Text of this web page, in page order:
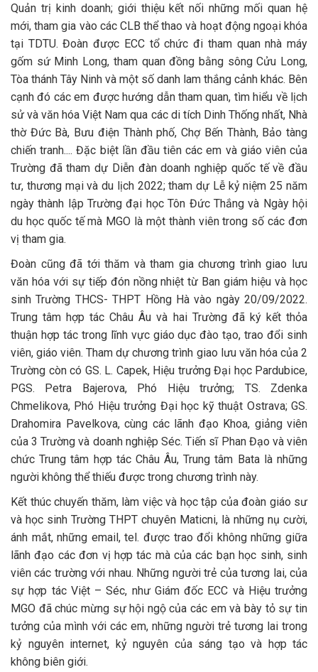
Quản trị kinh doanh; giới thiệu kết nối những mối quan hệ
mới, tham gia vào các CLB thể thao và hoạt động ngoại khóa
tại TDTU. Đoàn được ECC tổ chức đi tham quan nhà máy
gốm sứ Minh Long, tham quan đồng bằng sông Cửu Long,
Tòa thánh Tây Ninh và một số danh lam thắng cảnh khác. Bên
cạnh đó các em được hướng dẫn tham quan, tìm hiểu về lịch
sử và văn hóa Việt Nam qua các di tích Dinh Thống nhất, Nhà
thờ Đức Bà, Bưu điện Thành phố, Chợ Bến Thành, Bảo tàng
chiến tranh.... Đặc biệt lần đầu tiên các em và giáo viên của
Trường đã tham dự Diễn đàn doanh nghiệp quốc tế về đầu
tư, thương mại và du lịch 2022; tham dự Lễ kỷ niệm 25 năm
ngày thành lập Trường đại học Tôn Đức Thắng và Ngày hội
du học quốc tế mà MGO là một thành viên trong số các đơn
vị tham gia.
Đoàn cũng đã tới thăm và tham gia chương trình giao lưu
văn hóa với sự tiếp đón nồng nhiệt từ Ban giám hiệu và học
sinh Trường THCS- THPT Hồng Hà vào ngày 20/09/2022.
Trung tâm hợp tác Châu Âu và hai Trường đã ký kết thỏa
thuận hợp tác trong lĩnh vực giáo dục đào tạo, trao đổi sinh
viên, giáo viên. Tham dự chương trình giao lưu văn hóa của 2
Trường còn có GS. L. Capek, Hiệu trưởng Đại học Pardubice,
PGS. Petra Bajerova, Phó Hiệu trưởng; TS. Zdenka
Chmelikova, Phó Hiệu trưởng Đại học kỹ thuật Ostrava; GS.
Drahomira Pavelkova, cùng các lãnh đạo Khoa, giảng viên
của 3 Trường và doanh nghiệp Séc. Tiến sĩ Phan Đạo và viên
chức Trung tâm hợp tác Châu Âu, Trung tâm Bata là những
người không thể thiếu được trong chương trình này.
Kết thúc chuyến thăm, làm việc và học tập của đoàn giáo sư
và học sinh Trường THPT chuyên Maticni, là những nụ cười,
ánh mắt, những email, tel. được trao đổi không những giữa
lãnh đạo các đơn vị hợp tác mà của các bạn học sinh, sinh
viên các trường với nhau. Những người trẻ của tương lai, của
sự hợp tác Việt – Séc, như Giám đốc ECC và Hiệu trưởng
MGO đã chúc mừng sự hội ngộ của các em và bày tỏ sự tin
tưởng của mình với các em, những người trẻ tương lai trong
kỷ nguyên internet, kỷ nguyên của sáng tạo và hợp tác
không biên giới.